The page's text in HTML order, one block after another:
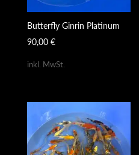
Butterfly Ginrin Platinum
90,00 €
inkl. MwSt.